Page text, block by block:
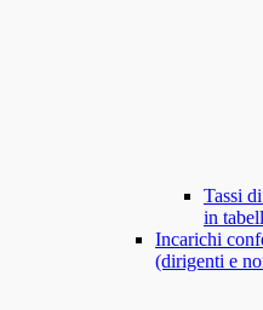
Tassi
in
Incarichi
(dirigenti e